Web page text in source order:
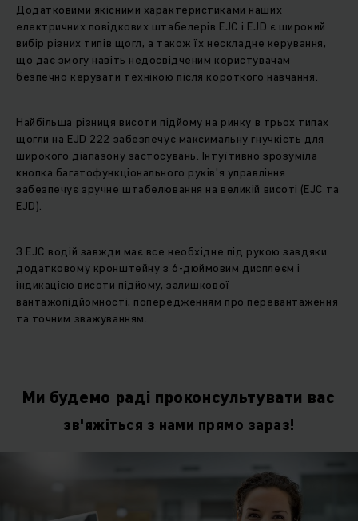
Додатковими якісними характеристиками наших
електричних повідкових штабелерів EJC і EJD є широкий
вибір різних типів щогл, а також їх нескладне керування,
що дає змогу навіть недосвідченим користувачам
безпечно керувати технікою після короткого навчання.
Найбільша різниця висоти підйому на ринку в трьох типах
щогли на EJD 222 забезпечує максимальну гнучкість для
широкого діапазону застосувань. Інтуїтивно зрозуміла
кнопка багатофункціонального руків'я управління
забезпечує зручне штабелювання на великій висоті (EJC та
EJD).
З EJC водій завжди має все необхідне під рукою завдяки
додатковому кронштейну з 6-дюймовим дисплеєм і
індикацією висоти підйому, залишкової
вантажопідйомності, попередженням про перевантаження
та точним зважуванням.
Ми будемо раді проконсультувати вас
зв'яжіться з нами прямо зараз!